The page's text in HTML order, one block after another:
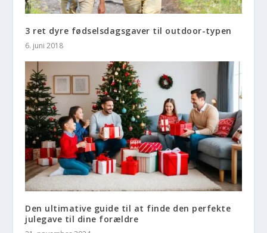
3 ret dyre fødselsdagsgaver til outdoor-typen
6. juni 2018
Den ultimative guide til at finde den perfekte
julegave til dine forældre